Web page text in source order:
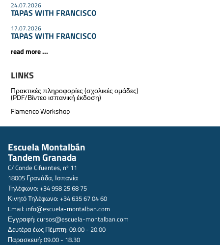
24.07.2026
TAPAS WITH FRANCISCO
17.07.2026
TAPAS WITH FRANCISCO
read more ...
LINKS
Πρακτικές πληροφορίες (σχολικές ομάδες)
(PDF/Βίντεο ισπανική έκδοση)
Flamenco Workshop
Escuela Montalbán
Tandem Granada
C/ Conde Cifuentes, nº 11
18005 Γρανάδα, Ισπανία
Τηλέφωνο: +34 958 25 68 75
Κινητό Τηλέφωνο: +34 635 67 04 60
Email: info@escuela-montalban.com
Εγγραφή: cursos@escuela-montalban.com
Δευτέρα έως Πέμπτη: 09.00 - 20.00
Παρασκευή: 09.00 - 18.30